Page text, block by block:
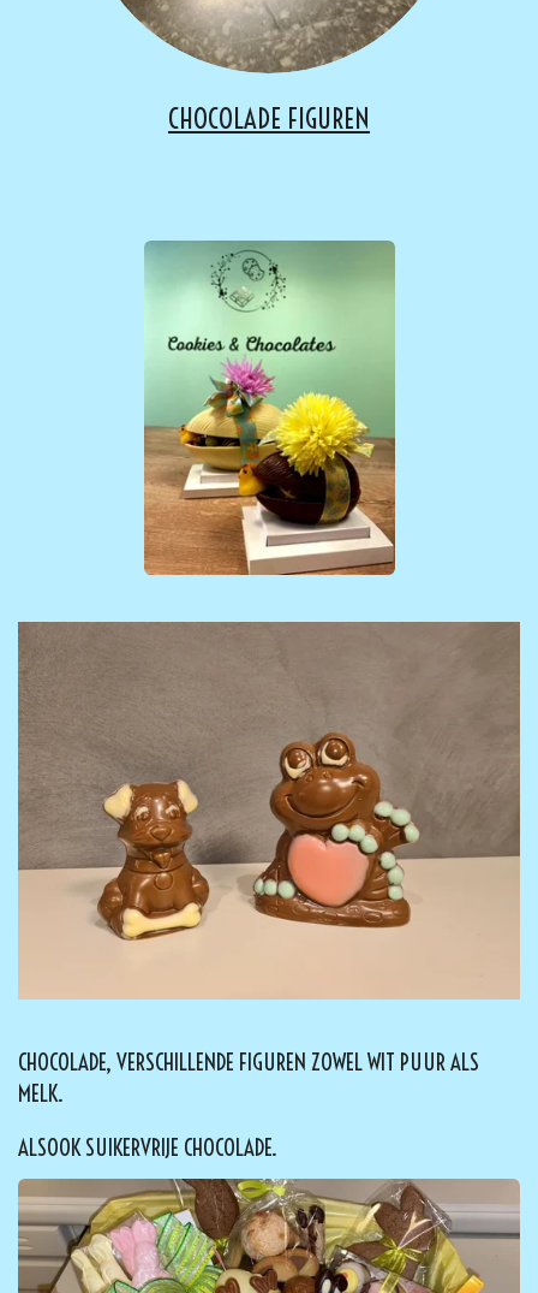
CHOCOLADE FIGUREN
CHOCOLADE, VERSCHILLENDE FIGUREN ZOWEL WIT PUUR ALS
MELK.
ALSOOK SUIKERVRIJE CHOCOLADE.